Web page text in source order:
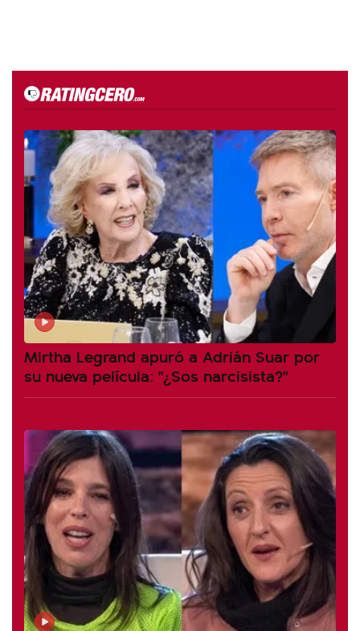
Mirtha Legrand apuró a Adrián Suar por
su nueva película: "¿Sos narcisista?"